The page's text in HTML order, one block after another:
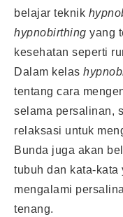
belajar teknik
hypnobirthing yang
kesehatan seperti
Dalam kelas
tentang cara
selama persalinan,
relaksasi untuk
Bunda juga akan
tubuh dan kata-kata
mengalami
tenang.